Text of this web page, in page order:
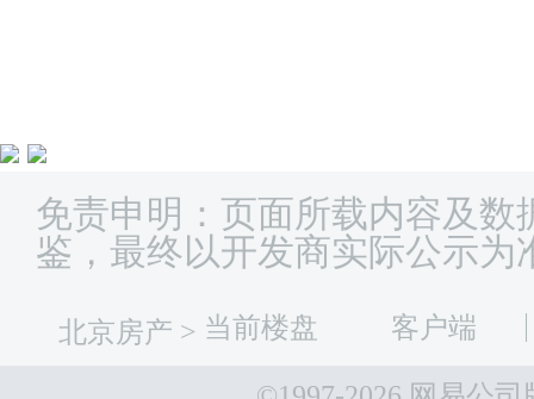
免责申明：页面所载内容及数
鉴，最终以开发商实际公示为
北京房产 > 当前楼盘 客户端